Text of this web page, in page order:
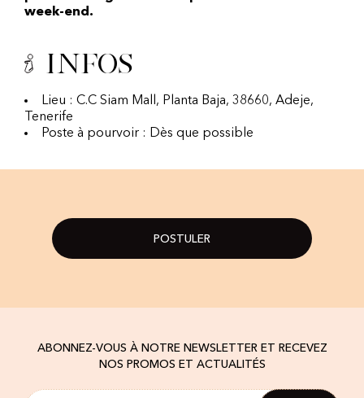
week-end.
Infos
Lieu : C.C Siam Mall, Planta Baja, 38660, Adeje,
Tenerife
Poste à pourvoir : Dès que possible
POSTULER
ABONNEZ-VOUS À NOTRE NEWSLETTER ET RECEVEZ
NOS PROMOS ET ACTUALITÉS